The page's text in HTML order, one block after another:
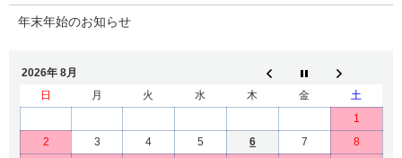
年末年始のお知らせ
2026年 8月
日
月 火 水 木 金
土
1
2
3 4 5 6 7
8